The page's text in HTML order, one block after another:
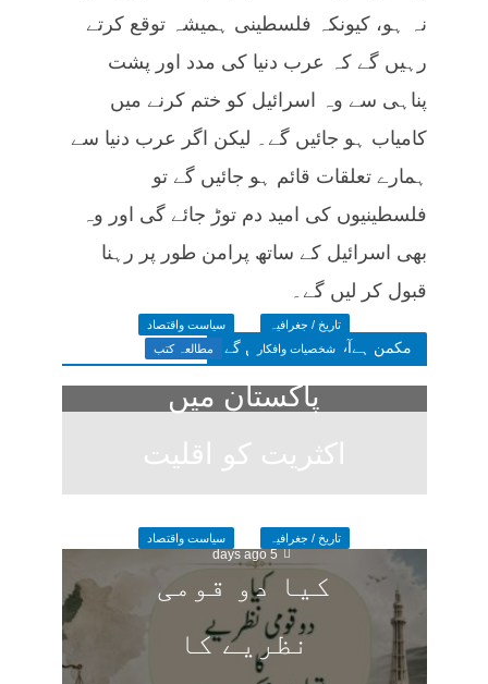
نہ ہو، کیونکہ فلسطینی ہمیشہ توقع کرتے
رہیں گے کہ عرب دنیا کی مدد اور پشت
پناہی سے وہ اسرائیل کو ختم کرنے میں
کامیاب ہو جائیں گے۔ لیکن اگر عرب دنیا سے
ہمارے تعلقات قائم ہو جائیں گے تو
فلسطینیوں کی امید دم توڑ جائے گی اور وہ
بھی اسرائیل کے ساتھ پرامن طور پر رہنا
قبول کر لیں گے۔
مکمن ہےآپ پسند فرمائیں گے
تاریخ / جغرافیہ
سیاست واقتصاد
شخصیات وافکار
مطالعہ کتب
پاکستان میں
اکثریت کو اقلیت
5 days ago
تاریخ / جغرافیہ سیاست واقتصاد
کیا دو قومی
نظریے کا